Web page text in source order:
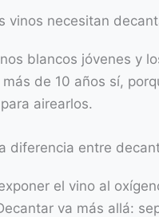
vinos necesitan
blancos jóvenes y
de 10 años sí,
airearlos.
diferencia entre
el vino al
va más allá: